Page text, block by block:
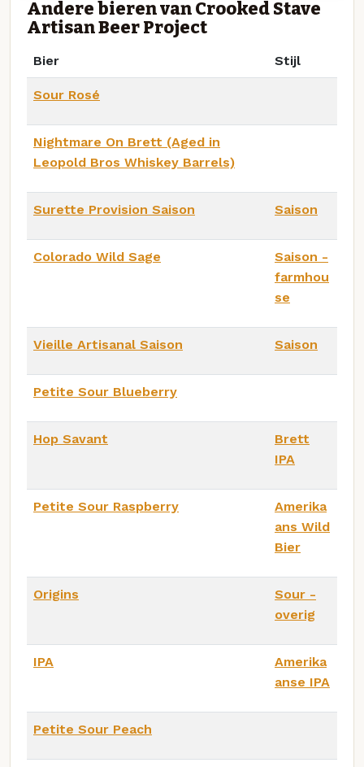
Andere bieren van Crooked Stave
Artisan Beer Project
Bier Stijl
Sour Rosé
Nightmare On Brett (Aged in
Leopold Bros Whiskey Barrels)
Surette Provision Saison Saison
Colorado Wild Sage
Saison -
farmhou
se
Vieille Artisanal Saison Saison
Petite Sour Blueberry
Hop Savant
Brett
IPA
Petite Sour Raspberry
Amerika
ans Wild
Bier
Origins
Sour -
overig
IPA
Amerika
anse IPA
Petite Sour Peach